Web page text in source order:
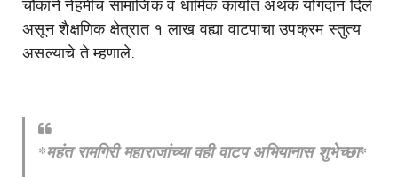
चौकाने नेहमीच सामाजिक व धार्मिक कार्यात अथक योगदान दिले
असून शैक्षणिक क्षेत्रात १ लाख वह्या वाटपाचा उपक्रम स्तुत्य
असल्याचे ते म्हणाले.
*महंत रामगिरी महाराजांच्या वही वाटप अभियानास शुभेच्छा*